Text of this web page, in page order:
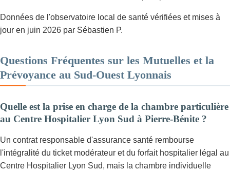
Données de l'observatoire local de santé vérifiées et mises à
jour en juin 2026 par Sébastien P.
Questions Fréquentes sur les Mutuelles et la
Prévoyance au Sud-Ouest Lyonnais
Quelle est la prise en charge de la chambre particulière
au Centre Hospitalier Lyon Sud à Pierre-Bénite ?
Un contrat responsable d'assurance santé rembourse
l'intégralité du ticket modérateur et du forfait hospitalier légal au
Centre Hospitalier Lyon Sud, mais la chambre individuelle